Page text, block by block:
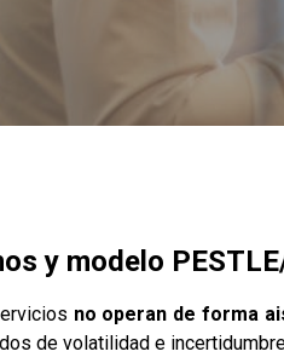
y modelo
no operan de forma
de volatilidad e